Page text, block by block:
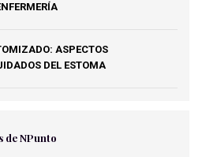
ASPECTOS
DEL ESTOMA
NPunto